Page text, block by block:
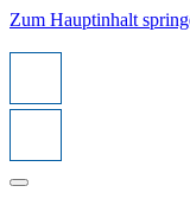
Zum Hauptinhalt